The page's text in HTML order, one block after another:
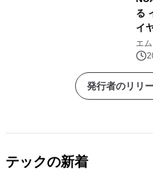
る
イ
エ
発行者のリリ
テックの新着